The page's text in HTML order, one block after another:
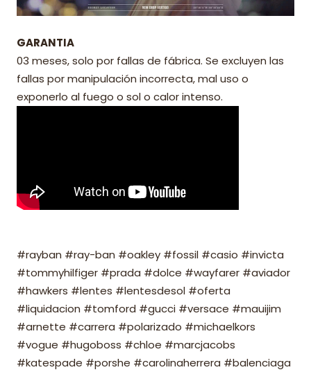
GARANTIA
03 meses, solo por fallas de fábrica. Se excluyen las
fallas por manipulación incorrecta, mal uso o
exponerlo al fuego o sol o calor intenso.
#rayban #ray-ban #oakley #fossil #casio #invicta
#tommyhilfiger #prada #dolce #wayfarer #aviador
#hawkers #lentes #lentesdesol #oferta
#liquidacion #tomford #gucci #versace #mauijim
#arnette #carrera #polarizado #michaelkors
#vogue #hugoboss #chloe #marcjacobs
#katespade #porshe #carolinaherrera #balenciaga